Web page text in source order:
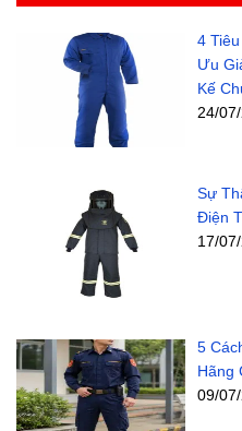
4
Ưu
Kế
24/
Sự
Điện
17/
5
Hãng
09/